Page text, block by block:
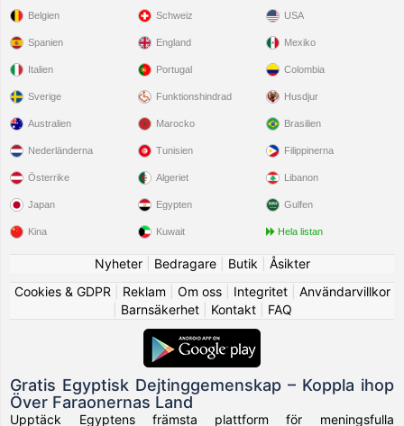
Belgien
Spanien
Italien
Sverige
Schweiz
England
Portugal
Funktionshindrad
USA
Mexiko
Colombia
Husdjur
Australien
Nederländerna
Österrike
Japan
Kina
Marocko
Tunisien
Algeriet
Egypten
Kuwait
Brasilien
Filippinerna
Libanon
Gulfen
Hela listan
Nyheter| Bedragare| Butik
Åsikter
Cookies & GDPR
Reklam Om oss| Integritet| Användarvillkor
Barnsäkerhet| Kontakt| FAQ
Gratis Egyptisk Dejtinggemenskap – Koppla ihop
Över Faraonernas Land
Upptäck Egyptens främsta plattform för meningsfulla